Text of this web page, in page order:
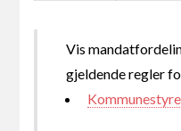
Vis
gjeldende regler